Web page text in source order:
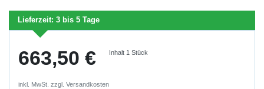
Lieferzeit: 3 bis 5 Tage
663,50 € Inhalt 1Stück
inkl. MwSt. zzgl. Versandkosten